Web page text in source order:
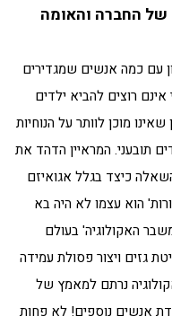
החברה והאומה
עם כמה אנשים שמגדירים
רוצים להביא ילדים
מוכן לוותר על הנוחיות
תובעני. המראיין הדהד את
כיצד בגלל אגואיזם
הוא עצמו לא היה בא
האקולוגיה' בעולם
גזים ויצור פסולת עמידה
נרתם למאמץ של
אנשים נוספים! לא פחות